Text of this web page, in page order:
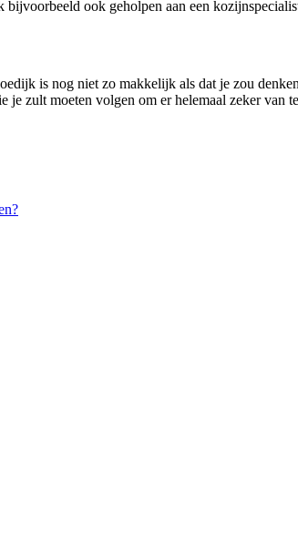
ook geholpen aan een
is nog niet zo makkelijk als dat je zou
je zult moeten volgen om er helemaal zeker